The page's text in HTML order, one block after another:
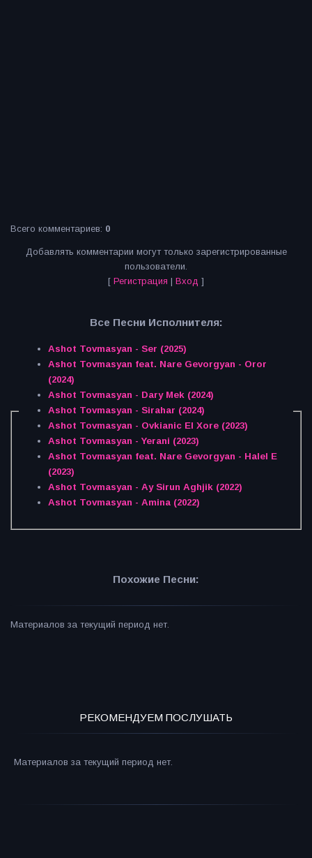
Всего комментариев: 0
Добавлять комментарии могут только зарегистрированные
пользователи.
[ Регистрация | Вход ]
Все Песни Исполнителя:
Ashot Tovmasyan - Ser (2025)
Ashot Tovmasyan feat. Nare Gevorgyan - Oror
(2024)
Ashot Tovmasyan - Dary Mek (2024)
Ashot Tovmasyan - Sirahar (2024)
Ashot Tovmasyan - Ovkianic El Xore (2023)
Ashot Tovmasyan - Yerani (2023)
Ashot Tovmasyan feat. Nare Gevorgyan - Halel E
(2023)
Ashot Tovmasyan - Ay Sirun Aghjik (2022)
Ashot Tovmasyan - Amina (2022)
Похожие Песни:
Материалов за текущий период нет.
РЕКОМЕНДУЕМ ПОСЛУШАТЬ
Материалов за текущий период нет.